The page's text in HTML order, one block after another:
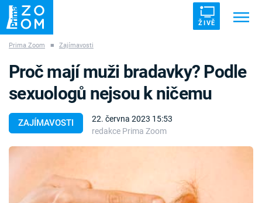
ŽIVĚ
ZÁHADY VETŘELCI DÁVNOVĚKU
Témata
Prima Zoom ■ Zajímavosti
ZAJÍMAVOSTI
22. června 2023 15:53
redakce Prima Zoom
Proč mají muži bradavky? Podle
sexuologů nejsou k ničemu